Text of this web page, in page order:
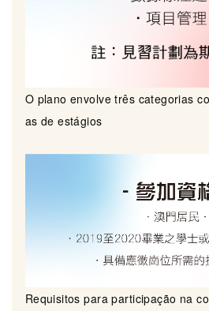
O plano envolve três categorias
as de estágios
Requisitos para participação na